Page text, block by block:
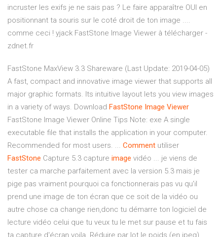
incruster les exifs je ne sais pas ? Le faire apparaître OUI en
positionnant ta souris sur le coté droit de ton image ....
comme ceci ! yjack FastStone Image Viewer à télécharger -
zdnet.fr
FastStone MaxView 3.3 Shareware (Last Update: 2019-04-05)
A fast, compact and innovative image viewer that supports all
major graphic formats. Its intuitive layout lets you view images
in a variety of ways. Download FastStone Image Viewer
FastStone Image Viewer Online Tips Note: exe A single
executable file that installs the application in your computer.
Recommended for most users. ... Comment utiliser
FastStone Capture 5.3 capture image vidéo ... je viens de
tester ca marche parfaitement avec la version 5.3 mais je
pige pas vraiment pourquoi ca fonctionnerais pas vu qu'il
prend une image de ton écran que ce soit de la vidéo ou
autre chose ca change rien,donc tu démarre ton logiciel de
lecture vidéo celui que tu veux tu le met sur pause et tu fais